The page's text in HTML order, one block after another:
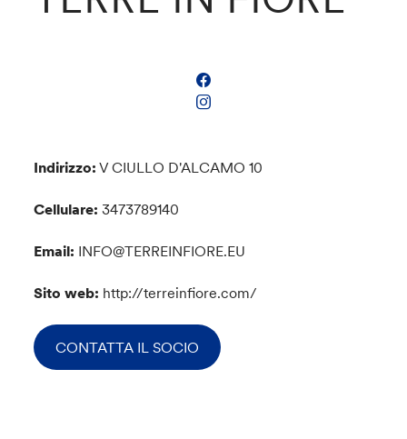
Indirizzo: V CIULLO D'ALCAMO 10
Cellulare: 3473789140
Email: INFO@TERREINFIORE.EU
Sito web: http://terreinfiore.com/
CONTATTA IL SOCIO